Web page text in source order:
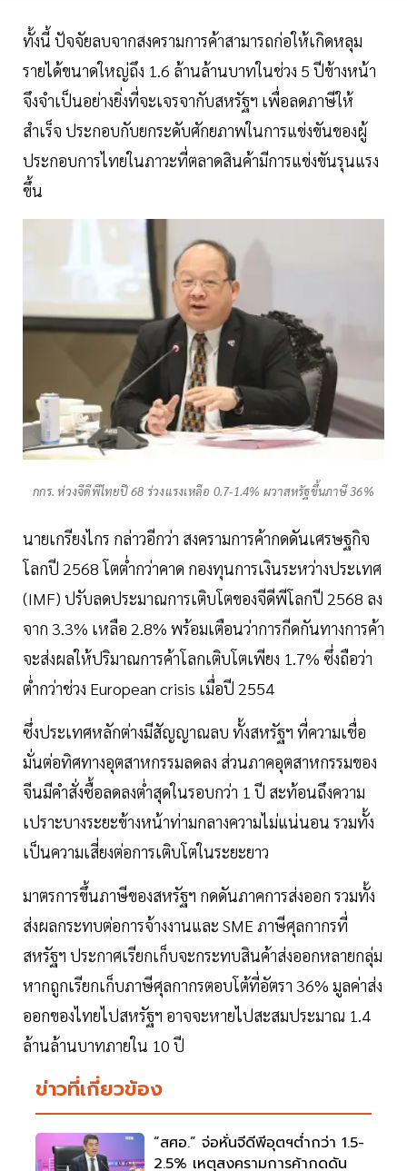
ทั้งนี้ ปัจจัยลบจากสงครามการค้าสามารถก่อให้เกิดหลุม
รายได้ขนาดใหญ่ถึง 1.6 ล้านล้านบาทในช่วง 5 ปีข้างหน้า
จึงจำเป็นอย่างยิ่งที่จะเจรจากับสหรัฐฯ เพื่อลดภาษีให้
สำเร็จ ประกอบกับยกระดับศักยภาพในการแข่งขันของผู้
ประกอบการไทยในภาวะที่ตลาดสินค้ามีการแข่งขันรุนแรง
ขึ้น
กกร. ห่วงจีดีพีไทยปี 68 ร่วงแรงเหลือ 0.7-1.4% ผวาสหรัฐขึ้นภาษี 36%
นายเกรียงไกร กล่าวอีกว่า สงครามการค้ากดดันเศรษฐกิจ
โลกปี 2568 โตต่ำกว่าคาด กองทุนการเงินระหว่างประเทศ
(IMF) ปรับลดประมาณการเติบโตของจีดีพีโลกปี 2568 ลง
จาก 3.3% เหลือ 2.8% พร้อมเตือนว่าการกีดกันทางการค้า
จะส่งผลให้ปริมาณการค้าโลกเติบโตเพียง 1.7% ซึ่งถือว่า
ต่ำกว่าช่วง European crisis เมื่อปี 2554
ซึ่งประเทศหลักต่างมีสัญญาณลบ ทั้งสหรัฐฯ ที่ความเชื่อ
มั่นต่อทิศทางอุตสาหกรรมลดลง ส่วนภาคอุตสาหกรรมของ
จีนมีคำสั่งซื้อลดลงต่ำสุดในรอบกว่า 1 ปี สะท้อนถึงความ
เปราะบางระยะข้างหน้าท่ามกลางความไม่แน่นอน รวมทั้ง
เป็นความเสี่ยงต่อการเติบโตในระยะยาว
มาตรการขึ้นภาษีของสหรัฐฯ กดดันภาคการส่งออก รวมทั้ง
ส่งผลกระทบต่อการจ้างงานและ SME ภาษีศุลกากรที่
สหรัฐฯ ประกาศเรียกเก็บจะกระทบสินค้าส่งออกหลายกลุ่ม
หากถูกเรียกเก็บภาษีศุลกากรตอบโต้ที่อัตรา 36% มูลค่าส่ง
ออกของไทยไปสหรัฐฯ อาจจะหายไปสะสมประมาณ 1.4
ล้านล้านบาทภายใน 10 ปี
ข่าวที่เกี่ยวข้อง
“สศอ.” จ่อหั่นจีดีพีอุตฯต่ำกว่า 1.5-
2.5% เหตุสงครามการค้ากดดัน